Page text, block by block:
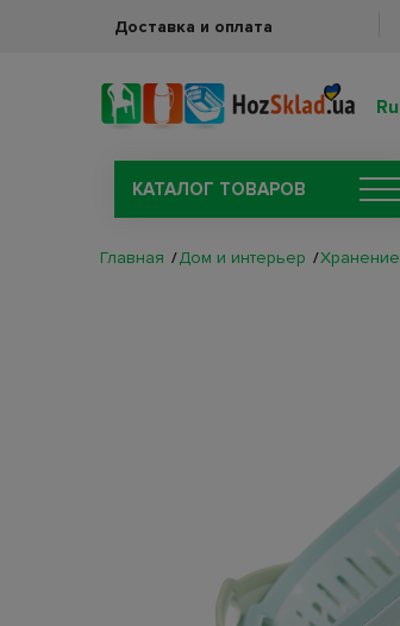
Доставка и оплата
Ru
КАТАЛОГ ТОВАРОВ
Главная Дом и интерьер Хранение